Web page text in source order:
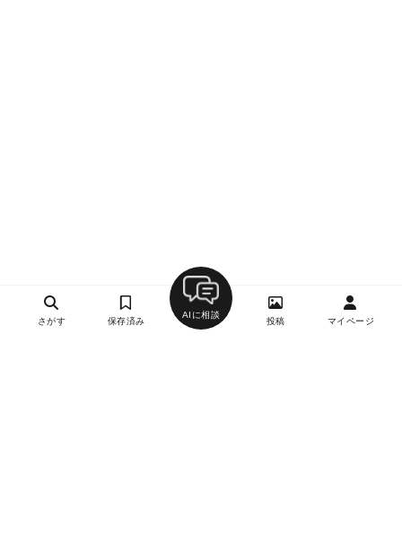
さがす 保存済み
AIに相談
投稿 マイページ